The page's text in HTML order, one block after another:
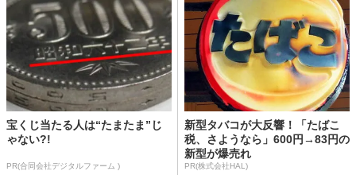
宝くじ当たる人は“たまたま”じ
ゃない?!
PR(合同会社デジタルファーム )
新型タバコが大反響！「たばこ
税、さようなら」600円→83円の
新型が爆売れ
PR(株式会社HAL)